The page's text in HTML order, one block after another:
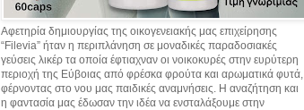
Αφετηρία δημιουργίας της οικογενειακής μας επιχείρησης
“Filevia” ήταν η περιπλάνηση σε μοναδικές παραδοσιακές
γεύσεις λικέρ τα οποία έφτιαχναν οι νοικοκυρές στην ευρύτερη
περιοχή της Εύβοιας από φρέσκα φρούτα και αρωματικά φυτά,
φέρνοντας στο νου μας παιδικές αναμνήσεις. Η αναζήτηση και
η φαντασία μας έδωσαν την ιδέα να ενσταλάξουμε στην